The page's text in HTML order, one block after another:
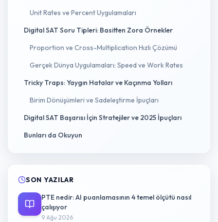
Unit Rates ve Percent Uygulamaları
Digital SAT Soru Tipleri: Basitten Zora Örnekler
Proportion ve Cross-Multiplication Hızlı Çözümü
Gerçek Dünya Uygulamaları: Speed ve Work Rates
Tricky Traps: Yaygın Hatalar ve Kaçınma Yolları
Birim Dönüşümleri ve Sadeleştirme İpuçları
Digital SAT Başarısı İçin Stratejiler ve 2025 İpuçları
Bunları da Okuyun
SON YAZILAR
PTE nedir: AI puanlamasının 4 temel ölçütü nasıl
çalışıyor
9 Ağu 2026